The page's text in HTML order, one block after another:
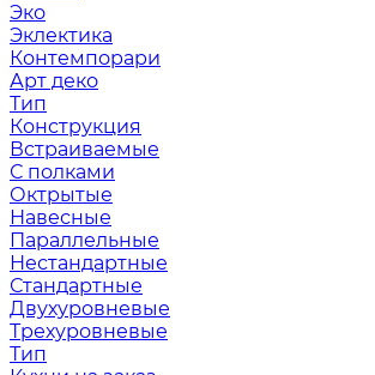
Эко
Эклектика
Контемпорари
Арт деко
Тип
Конструкция
Встраиваемые
С полками
Октрытые
Навесные
Параллельные
Нестандартные
Стандартные
Двухуровневые
Трехуровневые
Тип